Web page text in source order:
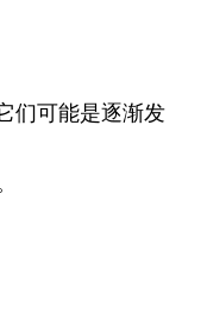
们可能是逐渐发